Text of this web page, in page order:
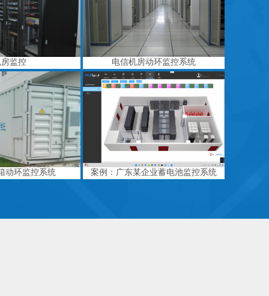
监控 电信机房动环监控系统
动环监控系统 案例：广东某企业蓄电池监控系统